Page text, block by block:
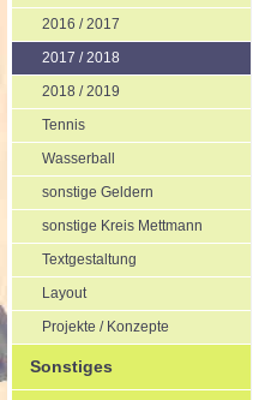
2016 / 2017
2017 / 2018
2018 / 2019
Tennis
Wasserball
sonstige Geldern
sonstige Kreis Mettmann
Textgestaltung
Layout
Projekte / Konzepte
Sonstiges